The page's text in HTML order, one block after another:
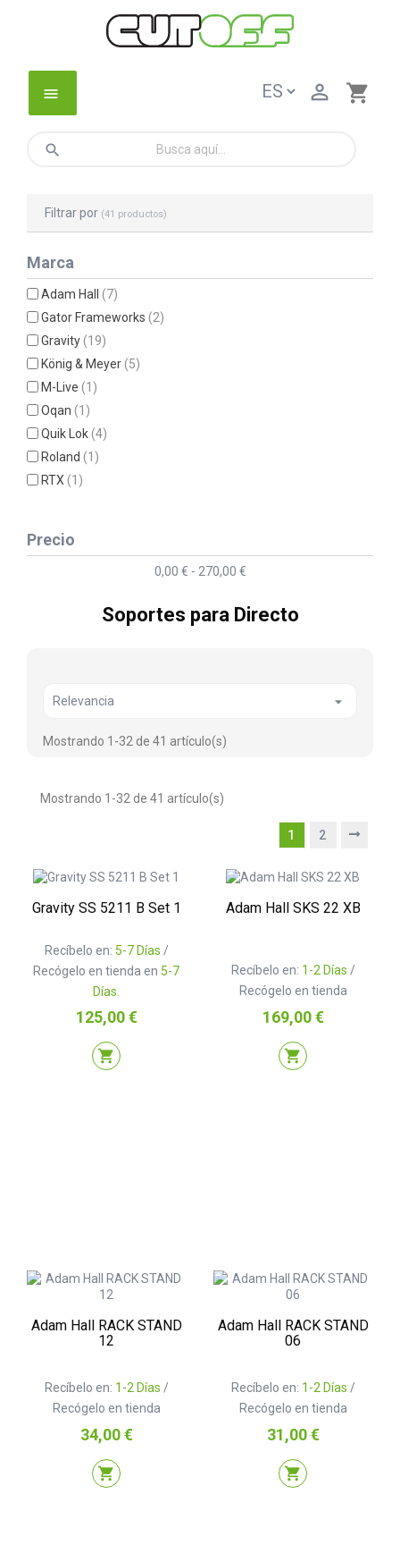
menu shopping_cart

search
Filtrar por (41 productos)
Marca
Adam Hall(7)
Gator Frameworks(2)
Gravity(19)
König & Meyer(5)
M-Live(1)
Oqan(1)
Quik Lok(4)
Roland(1)
RTX(1)
Precio
0,00 € - 270,00 €
Soportes para Directo
Relevancia 
Mostrando 1-32 de 41 artículo(s)
Mostrando 1-32 de 41 artículo(s)
1 2
Gravity SS 5211 B Set 1
Recíbelo en: 5-7 Días /
Recógelo en tienda en 5-7
Días.
Precio
125,00 €
shopping_cart
Adam Hall SKS 22 XB
Recíbelo en: 1-2 Días /
Recógelo en tienda
Precio
169,00 €
shopping_cart
Adam Hall RACK STAND
12
Recíbelo en: 1-2 Días /
Recógelo en tienda
Precio
34,00 €
shopping_cart
Adam Hall RACK STAND
06
Recíbelo en: 1-2 Días /
Recógelo en tienda
Precio
31,00 €
shopping_cart